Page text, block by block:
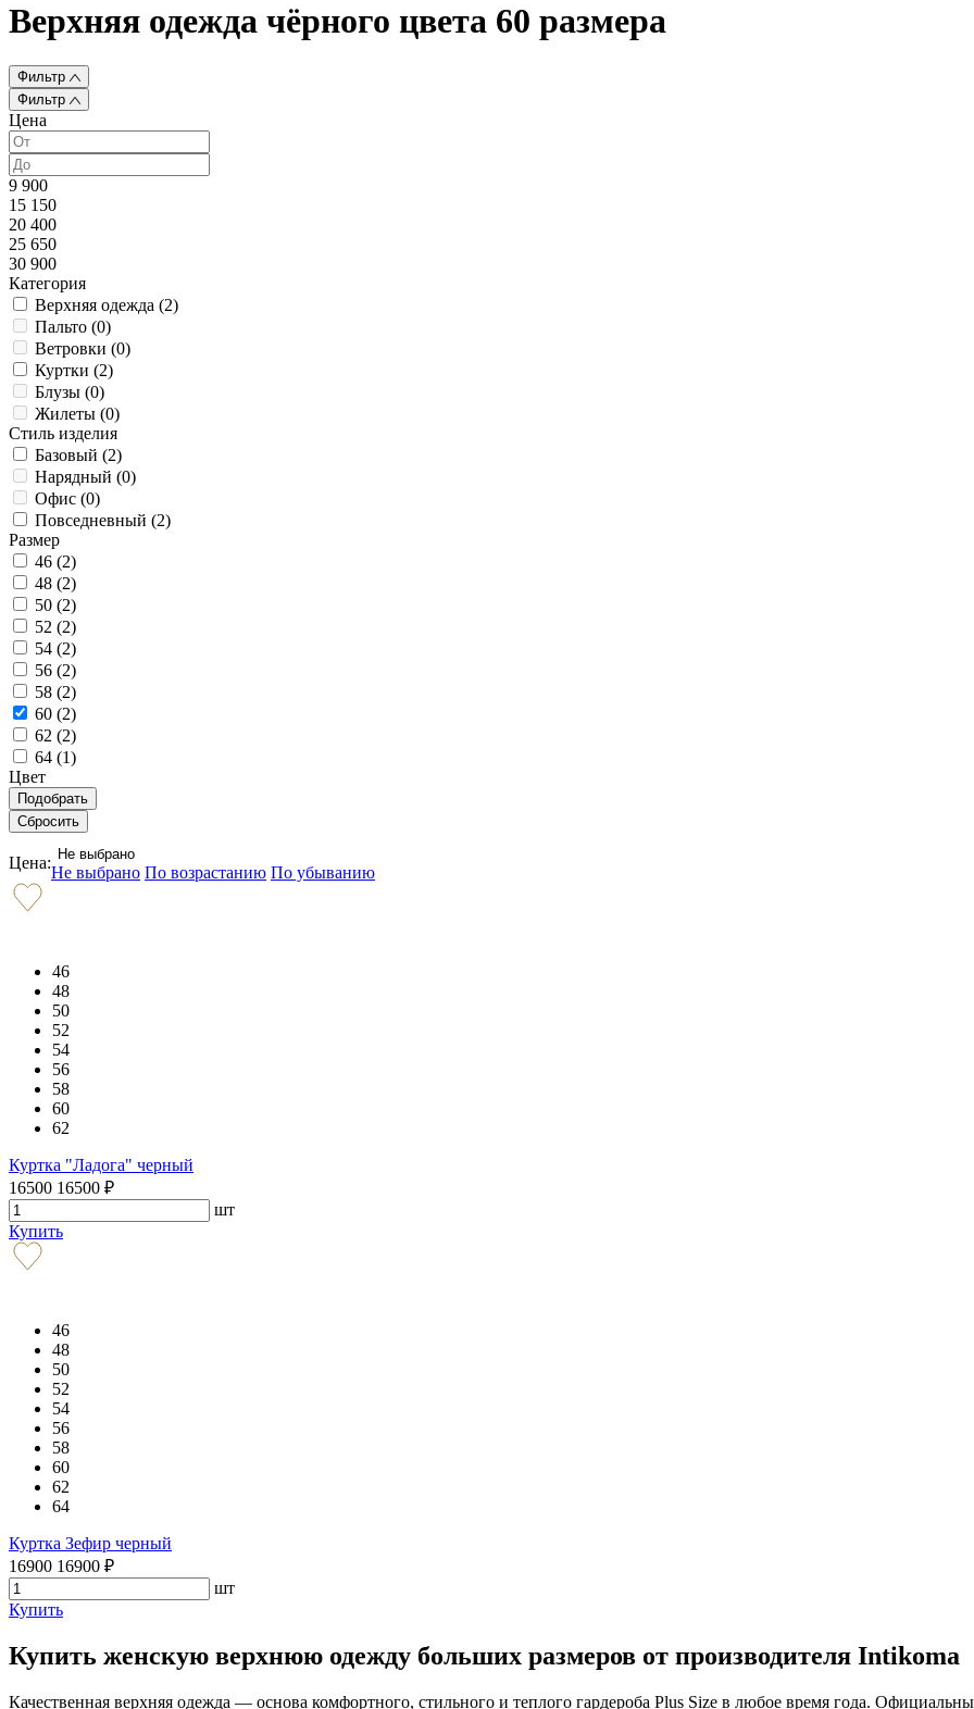
Верхняя одежда чёрного цвета 60 размера
Фильтр
Фильтр
Цена
9 900
15 150
20 400
25 650
30 900
Категория
Верхняя одежда (2)
Пальто (0)
Ветровки (0)
Куртки (2)
Блузы (0)
Жилеты (0)
Стиль изделия
Базовый (2)
Нарядный (0)
Офис (0)
Повседневный (2)
Размер
46 (2)
48 (2)
50 (2)
52 (2)
54 (2)
56 (2)
58 (2)
60 (2)
62 (2)
64 (1)
Цвет
Цена: Не выбрано
Не выбрано По возрастанию По убыванию
46
48
50
52
54
56
58
60
62
Куртка "Ладога" черный
16500 16500 ₽
шт
Купить
46
48
50
52
54
56
58
60
62
64
Куртка Зефир черный
16900 16900 ₽
шт
Купить
Купить женскую верхнюю одежду больших размеров от производителя Intikoma
Качественная верхняя одежда — основа комфортного, стильного и теплого гардероба Plus Size в любое время года.